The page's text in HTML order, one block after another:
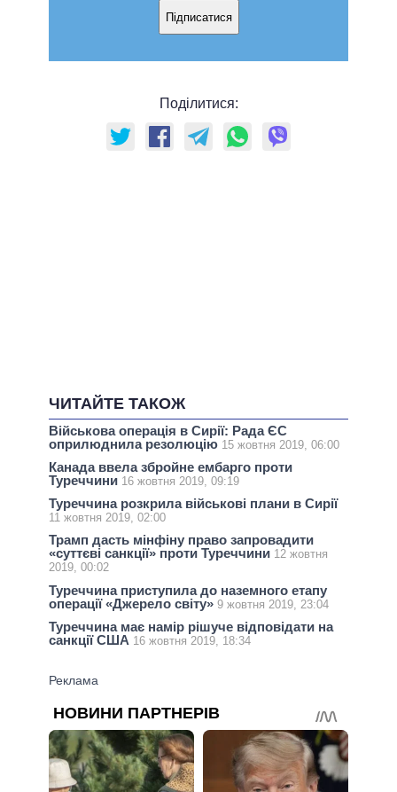
Підписатися
Поділитися:
ЧИТАЙТЕ ТАКОЖ
Військова операція в Сирії: Рада ЄС
оприлюднила резолюцію 15 жовтня 2019, 06:00
Канада ввела збройне ембарго проти
Туреччини 16 жовтня 2019, 09:19
Туреччина розкрила військові плани в Сирії
11 жовтня 2019, 02:00
Трамп дасть мінфіну право запровадити
«суттєві санкції» проти Туреччини 12 жовтня
2019, 00:02
Туреччина приступила до наземного етапу
операції «Джерело світу» 9 жовтня 2019, 23:04
Туреччина має намір рішуче відповідати на
санкції США 16 жовтня 2019, 18:34